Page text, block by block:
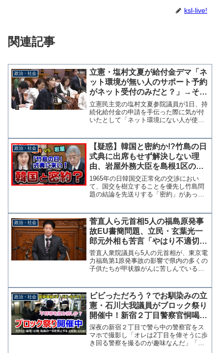
ksl-live!
関連記事
政治・社会
立憲・塩村文夏が給付金デマ「ネ
ット環境が無い人のサポート予約
がネット受付のみだと？」→そん
なこと何処にも書いてませんでし
た
立憲民主党の塩村文夏参院議員が1日、持
続化給付金の申請を手伝った際に気が付
いたとして「ネット環境にない人が使わ
し、実際の給付金サイトを確認すると
「ネット環境が無いひと」...
政治・社会
【疑惑】韓国と密約か!?竹島の日
式典に出席もせず解決しない理
由、岩屋外務大臣を島根1区の亀
井亜紀子が追及【KSLチャンネ
ル】
1965年の日韓国交正常化の交渉におい
て、国交を樹立することを優先し竹島問
題の結論を先送りする「密約」があった
務大臣の見解を質しています。 亀井議
員は島根県選出の議員...
政治・社会
菅直人ら元首相5人の福島原発事
故EU書簡問題、立民・玄葉光一
郎元外相も苦言「やはり不適切
で、現時点では言い過ぎだと思
う」
菅直人衆院議員ら5人の元首相が、東京電
力福島第1原発事故の影響で県内の多くの
子供たちが甲状腺がんに苦しんでいると
一郎元外相が夕刊フジのインタビューで
苦言を呈している。...
政治・社会
ビビっただろう？でお馴染みの立
憲・石川大我議員がブロック祭り
開催中！新宿２丁目警察官恫喝疑
惑のもみ消しに躍起
深夜の新宿２丁目で警ら中の警察官をス
マホで撮影し「オレは2丁目を偉そうに歩
き回る警察を撮るのが趣味なんだ」「オ